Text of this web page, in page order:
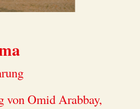
von Omid Arabbay,